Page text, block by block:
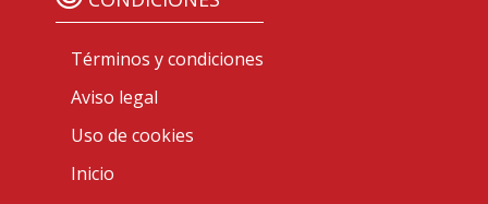
Términos y condiciones
Aviso legal
Uso de cookies
Inicio